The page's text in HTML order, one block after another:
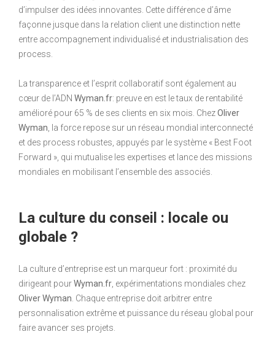
d’impulser des idées innovantes. Cette différence d’âme
façonne jusque dans la relation client une distinction nette
entre accompagnement individualisé et industrialisation des
process.
La transparence et l’esprit collaboratif sont également au
cœur de l’ADN Wyman.fr: preuve en est le taux de rentabilité
amélioré pour 65 % de ses clients en six mois. ChezOliver
Wyman , la force repose sur un réseau mondial interconnecté
et des process robustes, appuyés par le système « Best Foot
Forward », qui mutualise les expertises et lance des missions
mondiales en mobilisant l’ensemble des associés.
La culture du conseil : locale ou
globale ?
La culture d’entreprise est un marqueur fort : proximité du
dirigeant pourWyman.fr , expérimentations mondiales chez
Oliver Wyman . Chaque entreprise doit arbitrer entre
personnalisation extrême et puissance du réseau global pour
faire avancer ses projets.